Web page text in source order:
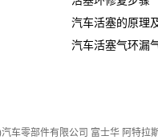
汽车活塞的原理
汽车活塞气环漏
车零部件有限公司 富士华 阿特拉